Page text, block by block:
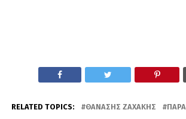
RELATED TOPICS: ΘΑΝΆΣΗΣ ΖΑΧΆΚΗΣ